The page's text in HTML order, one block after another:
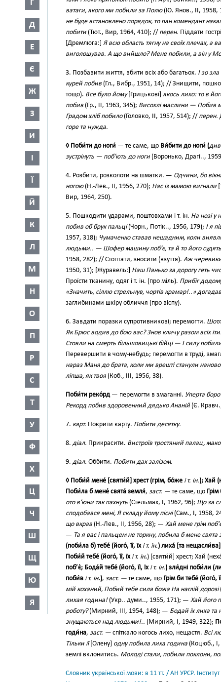
Ґ
Д
Е
Є
Ж
З
И
І
Ї
Й
К
Л
М
Н
О
П
Р
С
Т
У
Ф
Х
Ц
Ч
Ш
Щ
Ю
Я
ватаги, якого ми побили за Полю(Ю. Янов., II, 1958,
не буде встановлено порядок, то пан комендант
побити (Тют., Вир, 1964, 410); // перен. Піддати
[Дремлюга:] Я всю область тягну на своїх плечах, а
виголошував. А що вийшло? Мене побили, а він у
3. Позбавити життя, вбити всіх або багатьох. І зо
курей побив (Гл., Вибр., 1951, 14); // Знищити,
тощо). Все було йому[Грицькові] якось лихо: то в
побив (Гр., II, 1963, 345); Висохлі маслини — Побив
Градом хліб побило(Головко, II, 1957, 514); // перен.
горе та нужда.
◊ Поби́ти до ноги́ — те саме, що Ви́бити до ноги́ (
зустрінуть — поб’ють до ноги (Воронько, Драгі..,
4. Розбити, розколоти на шматки. — Одчини, бо
ногою(Н.-Лев., II, 1956, 270); Нас із мамою вигнали
Вир, 1964, 250).
5. Пошкодити ударами, поштовхами і т. ін. На нозі у
побив об брук пальці(Чорн., Потік.., 1956, 179); І я
1957, 318); Чумаченко ставав нещадним, коли
людьми.. — Шофер машину поб’є, та й то його
1958, 282); // Стоптати, зносити (взуття). Аж
1950, 31); [Журавель:] Наш Панько за дорогу геть
Проїсти тканину, одяг і т. ін. (про міль). Прибіг
«Значить, сіллю стрельнув, чортів крамар!..»
заглибинами шкіру обличчя (про віспу).
6. Завдати поразки супротивникові; перемогти.
Як Брюс водив до бою вас? Знов кличу разом всіх
Стояли на смерть більшовицькі бійці — І силу
Перевершити в чому-небудь; перемогти в труді,
нараз Маня до брата, коли ми врешті станули
ліпша, як твоя (Коб., III, 1956, 38).
Поби́ти реко́рд— перемогти в змаганні. Уперта
Рекорд побив здоровенний дядько Ананій (Є.
7. карт. Покрити карту. Побити десятку.
8. діал. Прикрасити. Вистроїв тростяний палац,
9. діал. Оббити. Побити дах залізом.
◊ Поби́й мене́ [cвяти́й] хрест (грім, бо́же і т. ін.); Хай
Поби́ла б мене́ свята́ земля́, заст. — те саме, що
ото в’юни так пахнуть (Стельмах, І, 1962, 96); Що за
сподобався мені, Я складу йому пісні(Сам., І, 1958,
що вкрав (Н.-Лев., II, 1956, 28); — Хай мене грім
— Та я вас і пальцем не торкну, побила б мене
(поби́ла б) тебе́ (його́, її́, їх і т. ін.) лиха́ [та
Поби́й тебе́ (його́, її́, їх і т. ін.) [святи́й] хрест; Хай
поб’є́; Бода́й тебе́ (його́, її́, їх і т. ін.) зли́дні поби́ли
поби́в і т. ін.), заст. — те саме, що Грім би тебе́ (його́,
мій коханий, Побий тебе сила божа На наглій дорозі
лихая година!(Укр.. думи.., 1955, 171); — Хай його
роботу?(Мирний, III, 1954, 148); — Бодай їх лиха
знущаються над людьми!.. (Мирний, І, 1949, 322);
годи́на, заст. — спіткало когось лихо, нещастя. Всі
Тільки її[Олену] одну побила лиха година (Коцюб.,
землі вклонитись. Молоді стали, побили поклони,
Словник української мови: в 11 тт. / АН УРСР.